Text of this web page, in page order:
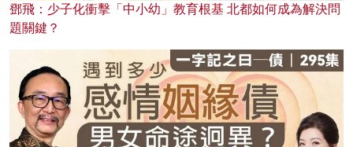
鄧飛：少子化衝擊「中小幼」教育根基 北都如何成為解決問
題關鍵？